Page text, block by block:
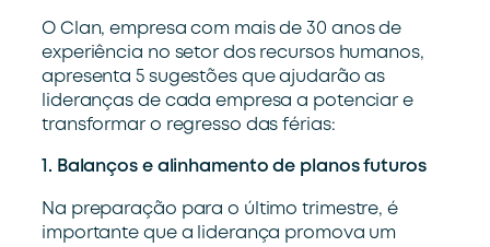
O Clan, empresa com mais de 30 anos de
experiência no setor dos recursos humanos,
apresenta 5 sugestões que ajudarão as
lideranças de cada empresa a potenciar e
transformar o regresso das férias:
1. Balanços e a linhamento de planos futuros
Na preparação para o último trimestre, é
importante que a liderança promova um